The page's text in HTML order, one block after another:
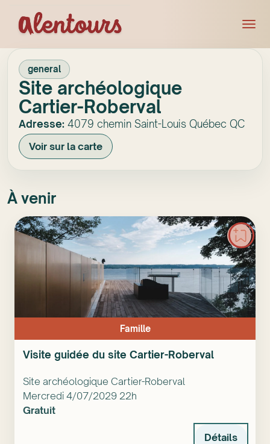
general
Site archéologique
Cartier-Roberval
Adresse: 4079 chemin Saint-Louis Québec QC
Voir sur la carte
À venir
Famille
Visite guidée du site Cartier-Roberval
Site archéologique Cartier-Roberval
Mercredi 4/07/2029 22h
Gratuit
Détails